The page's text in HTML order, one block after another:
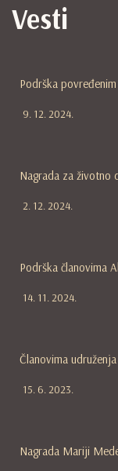
Vesti
Podrška
9. 12. 2024.
Nagrada za životno
2. 12. 2024.
Podrška članovima
14. 11. 2024.
Članovima
15. 6. 2023.
Nagrada Mariji